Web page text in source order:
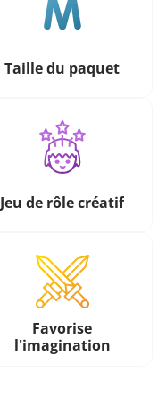
Taille du paquet
Jeu de rôle créatif
Favorise
l'imagination